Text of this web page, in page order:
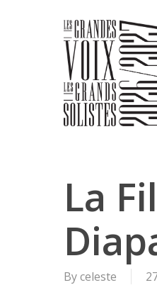
La
Byceleste